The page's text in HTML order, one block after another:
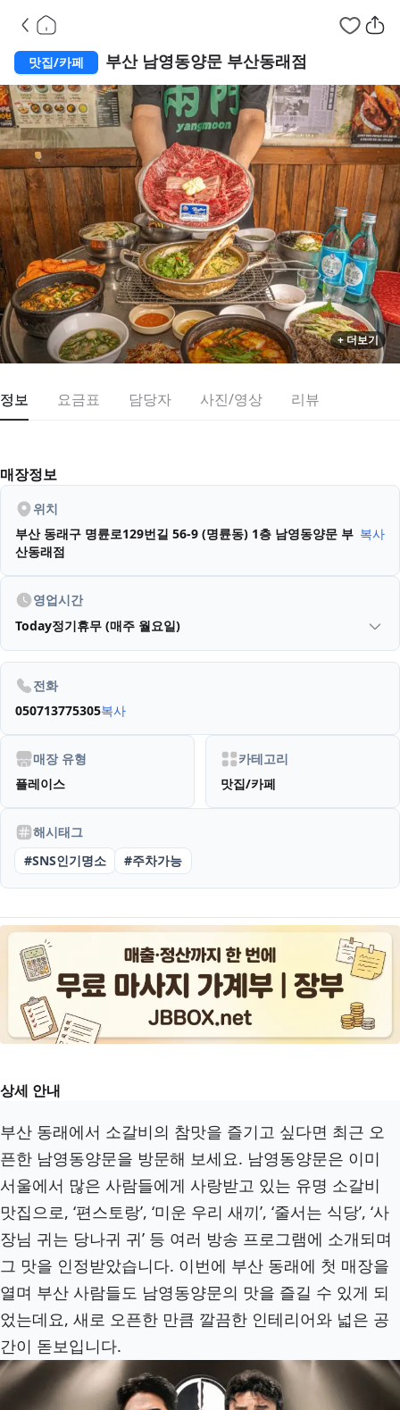
맛집/카페 부산 남영동양문 부산동래점
+ 더보기
정보 요금표 담당자 사진/영상 리뷰
매장정보
위치
부산 동래구 명륜로129번길 56-9 (명륜동) 1층 남영동양문 부
산동래점
복사
영업시간
Today정기휴무 (매주 월요일)
전화
050713775305복사
매장 유형
플레이스
카테고리
맛집/카페
해시태그
#SNS인기명소 #주차가능
상세 안내
부산 동래에서 소갈비의 참맛을 즐기고 싶다면 최근 오
픈한 남영동양문을 방문해 보세요. 남영동양문은 이미
서울에서 많은 사람들에게 사랑받고 있는 유명 소갈비
맛집으로, ‘편스토랑’, ‘미운 우리 새끼’, ‘줄서는 식당’, ‘사
장님 귀는 당나귀 귀’ 등 여러 방송 프로그램에 소개되며
그 맛을 인정받았습니다. 이번에 부산 동래에 첫 매장을
열며 부산 사람들도 남영동양문의 맛을 즐길 수 있게 되
었는데요, 새로 오픈한 만큼 깔끔한 인테리어와 넓은 공
간이 돋보입니다.